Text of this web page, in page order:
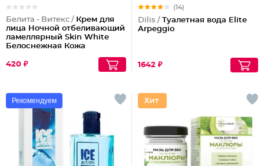
Белита - Витекс / Крем для
лица Ночной отбеливающий
ламеллярный Skin White
Белоснежная Кожа
420 ₽
(14)
Dilis / Туалетная вода Elite
Arpeggio
1642 ₽
Рекомендуем